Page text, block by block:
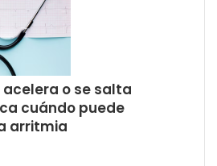
acelera o se salta
cuándo puede
arritmia